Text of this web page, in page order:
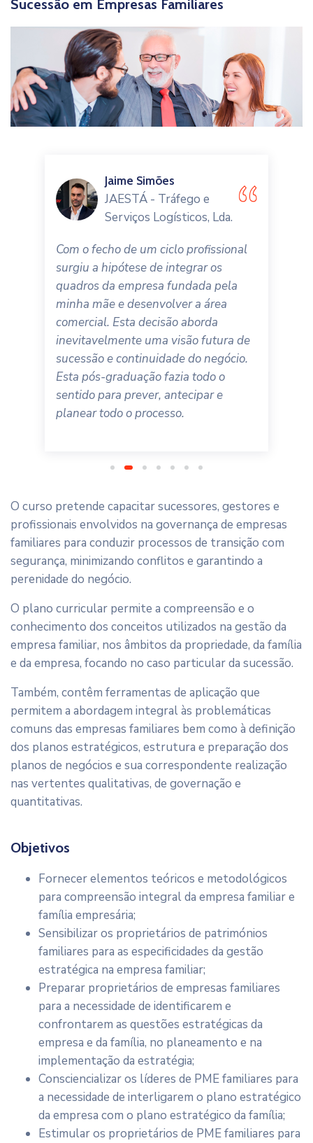
Sucessão em Empresas Familiares
Jaime Simões
JAESTÁ - Tráfego e
Serviços Logísticos, Lda.
Com o fecho de um ciclo profissional
surgiu a hipótese de integrar os
quadros da empresa fundada pela
minha mãe e desenvolver a área
comercial. Esta decisão aborda
inevitavelmente uma visão futura de
sucessão e continuidade do negócio.
Esta pós-graduação fazia todo o
sentido para prever, antecipar e
planear todo o processo.
O curso pretende capacitar sucessores, gestores e
profissionais envolvidos na governança de empresas
familiares para conduzir processos de transição com
segurança, minimizando conflitos e garantindo a
perenidade do negócio.
O plano curricular permite a compreensão e o
conhecimento dos conceitos utilizados na gestão da
empresa familiar, nos âmbitos da propriedade, da família
e da empresa, focando no caso particular da sucessão.
Também, contêm ferramentas de aplicação que
permitem a abordagem integral às problemáticas
comuns das empresas familiares bem como à definição
dos planos estratégicos, estrutura e preparação dos
planos de negócios e sua correspondente realização
nas vertentes qualitativas, de governação e
quantitativas.
Objetivos
Fornecer elementos teóricos e metodológicos
para compreensão integral da empresa familiar e
família empresária;
Sensibilizar os proprietários de patrimónios
familiares para as especificidades da gestão
estratégica na empresa familiar;
Preparar proprietários de empresas familiares
para a necessidade de identificarem e
confrontarem as questões estratégicas da
empresa e da família, no planeamento e na
implementação da estratégia;
Consciencializar os líderes de PME familiares para
a necessidade de interligarem o plano estratégico
da empresa com o plano estratégico da família;
Estimular os proprietários de PME familiares para